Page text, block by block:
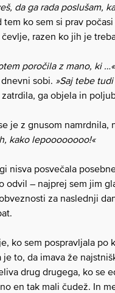
da ga rada poslušam,
tem ko sem si prav
razen ko jih je
poročila z mano, ki …«
sobi. »Saj tebe
ga objela in
je z gnusom namrdnila,
kako lepoooooooo!«
nisva posvečala
odvil – najprej sem jim
za naslednji
ko sem pospravljala po
je to, da imava že
drug drugega, ko se
en tak mali čudež. In